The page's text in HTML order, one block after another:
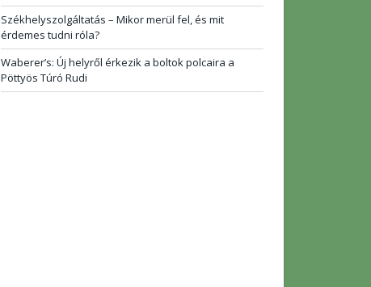
Székhelyszolgáltatás – Mikor merül fel, és mit
érdemes tudni róla?
Waberer’s: Új helyről érkezik a boltok polcaira a
Pöttyös Túró Rudi